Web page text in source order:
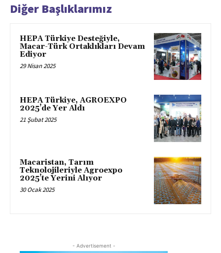
Diğer Başlıklarımız
HEPA Türkiye Desteğiyle,
Macar-Türk Ortaklıkları Devam
Ediyor
29 Nisan 2025
HEPA Türkiye, AGROEXPO
2025’de Yer Aldı
21 Şubat 2025
Macaristan, Tarım
Teknolojileriyle Agroexpo
2025’te Yerini Alıyor
30 Ocak 2025
- Advertisement -